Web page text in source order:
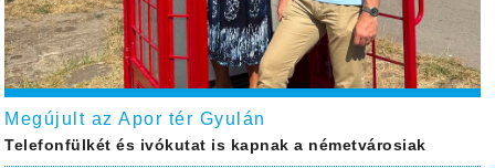
Megújult az Apor tér Gyulán
Telefonfülkét és ivókutat is kapnak a németvárosiak